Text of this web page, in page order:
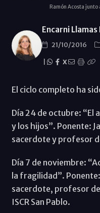
Ramón Acosta junto
Encarni
21/10/2016
X
El ciclo completo ha
Día 24 de octubre: “El
y los hijos”. Ponente:
sacerdote y profesor
Día 7 de noviembre:
la fragilidad”.
sacerdote, profesor
ISCR San Pablo.